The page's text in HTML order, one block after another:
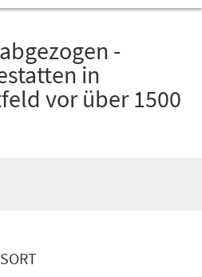
-
in
vor über 1500